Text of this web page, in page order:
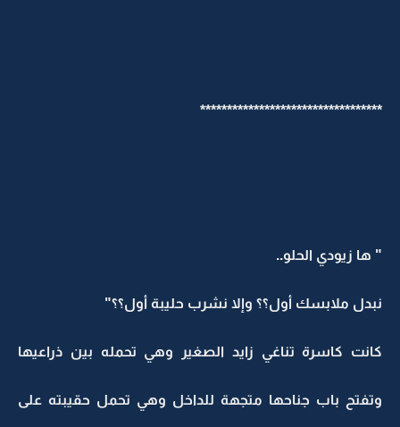
**********************************
" ها زيودي الحلو..
نبدل ملابسك أول؟؟ وإلا نشرب حليبة أول؟؟"
كانت كاسرة تناغي زايد الصغير وهي تحمله بين ذراعيها
وتفتح باب جناحها متجهة للداخل وهي تحمل حقيبته على